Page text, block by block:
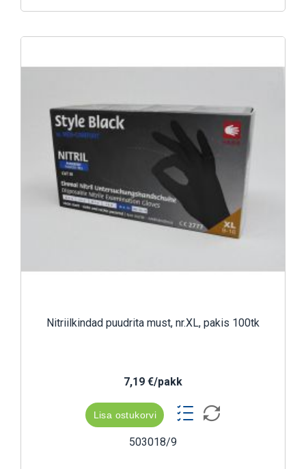
Nitriilkindad puudrita must, nr.XL, pakis 100tk
7,19 €/pakk
Lisa ostukorvi
503018/9